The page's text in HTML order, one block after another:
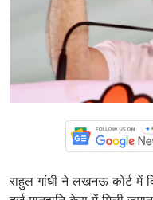
राहुल गांधी ने लखनऊ कोर्ट में